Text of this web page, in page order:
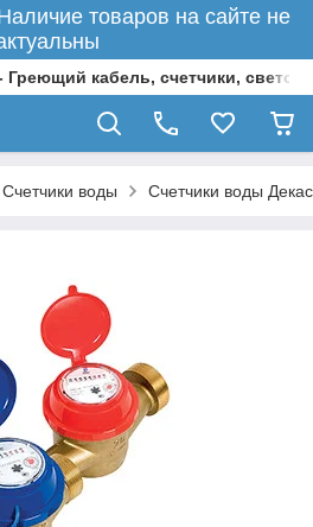
товаров на сайте не
кабель, счетчики,
Счетчики воды Счетчики воды